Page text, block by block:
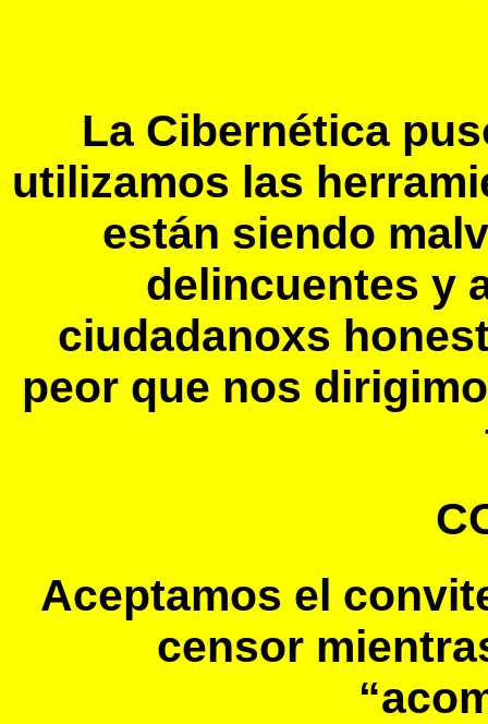
La Cibernética
utilizamos las
están siendo
delincuentes y
ciudadanoxs
peor que nos
Aceptamos el
censor